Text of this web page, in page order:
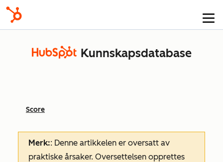
Kunnskapsdatabase
Score
Merk:: Denne artikkelen er oversatt av
praktiske årsaker. Oversettelsen opprettes